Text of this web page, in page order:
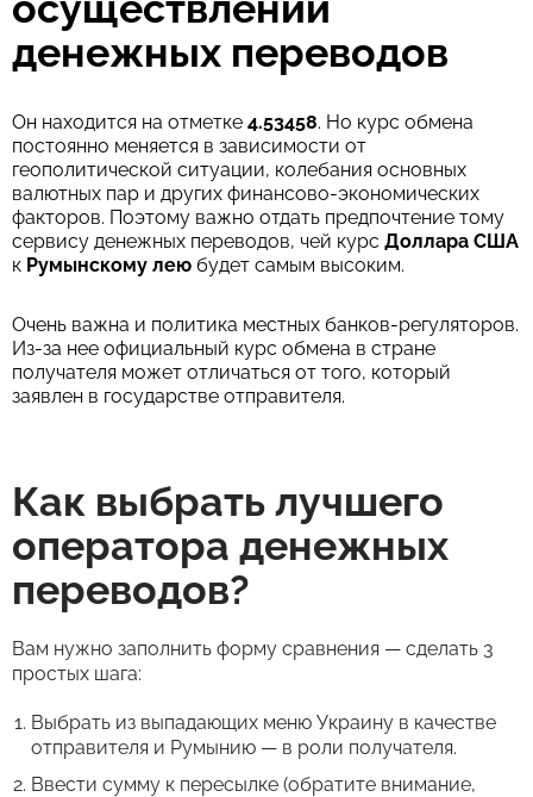
денежных переводов
Он находится на отметке 4.53458. Но курс обмена
постоянно меняется в зависимости от
геополитической ситуации, колебания основных
валютных пар и других финансово-экономических
факторов. Поэтому важно отдать предпочтение тому
сервису денежных переводов, чей курс Доллара США
к Румынскому лею будет самым высоким.
Очень важна и политика местных банков-регуляторов.
Из-за нее официальный курс обмена в стране
получателя может отличаться от того, который
заявлен в государстве отправителя.
Как выбрать лучшего
оператора денежных
переводов?
Вам нужно заполнить форму сравнения — сделать 3
простых шага:
Выбрать из выпадающих меню Украину в качестве
отправителя и Румынию — в роли получателя.
Ввести сумму к пересылке (обратите внимание,